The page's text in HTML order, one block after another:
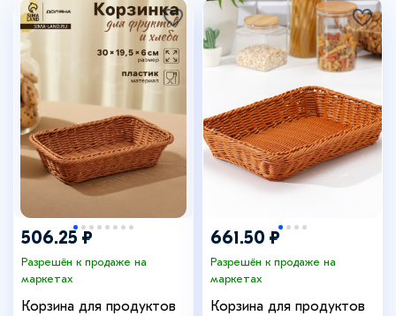
506.25 ₽
Разрешён к продаже на
маркетах
Корзина для продуктов
661.50 ₽
Разрешён к продаже на
маркетах
Корзина для продуктов